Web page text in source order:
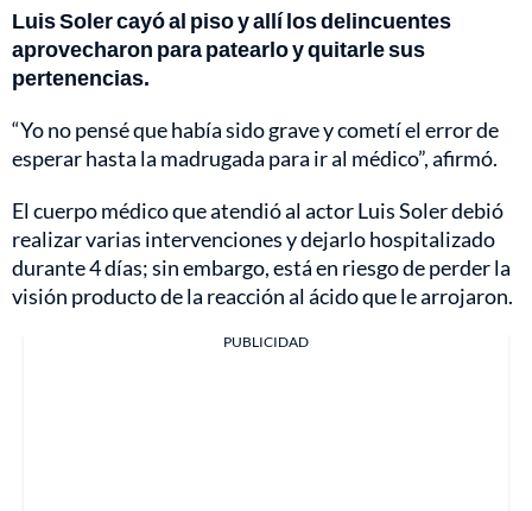
Luis Soler cayó al piso y allí los delincuentes
aprovecharon para patearlo y quitarle sus
pertenencias.
“Yo no pensé que había sido grave y cometí el error de
esperar hasta la madrugada para ir al médico”, afirmó.
El cuerpo médico que atendió al actor Luis Soler debió
realizar varias intervenciones y dejarlo hospitalizado
durante 4 días; sin embargo, está en riesgo de perder la
visión producto de la reacción al ácido que le arrojaron.
PUBLICIDAD